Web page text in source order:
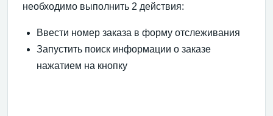
необходимо выполнить 2 действия:
Ввести номер заказа в форму отслеживания
Запустить поиск информации о заказе
нажатием на кнопку